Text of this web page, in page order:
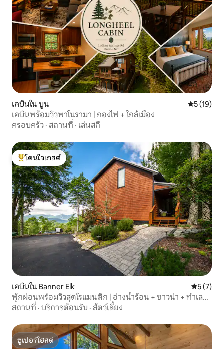
เคบินใน บูน คะแนนเฉลี่
5 (19)
เคบินพร้อมวิวพาโนรามา | กองไฟ + ใกล้เมือง
ครอบครัว · สถานที่ · เล่นสกี
โดนใจเกสต์ที่สุด
โดนใจเกสต์
เคบินใน Banner Elk คะแนนเฉ
5 (7)
พักผ่อนพร้อมวิวสุดโรแมนติก | อ่างน้ำร้อน + ซาวน่า + ทำเลที่
ตั้ง
สถานที่ · บริการต้อนรับ · สัตว์เลี้ยง
ซูเปอร์โฮสต์
ซูเปอร์โฮสต์